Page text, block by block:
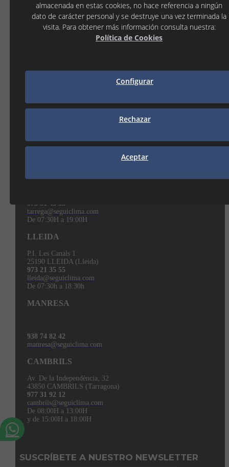
BOQUILLA QUEMADOR 80º
EAN13:
Mostrando del 1 al 4 de 4
NUESTRAS DELEGACIONES
973 31 45 53
tarrega@seguiclima.com
De 07:30H a 19:00H
LLEIDA
P.I. Les Canals 1
25190 LLEIDA (Lleida)
973 21 35 55
lleida@seguiclima.com
De 07:30h a 18:30h
MANRESA
938 74 82 42
manresa@seguiclima.com
CAMBRILS
Av. De la Independència, 32
43850 CAMBRILS (Tarragona)
977 31 92 12
cambrils@seguiclima.com
De 08:00H a 13:00H
y de 15:00H a 18:00H
SUSCRÍBETE A NUESTRO NEWSLETTER
almacenada en estas cookies, no hace referencia a ningún
dato de carácter personal y se destruye una vez terminada la
visita. Para obtener más información consulta nuestra:
Política de Cookies
Configurar
Rechazar
Aceptar